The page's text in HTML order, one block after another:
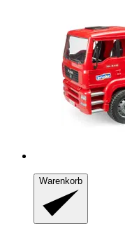
Warenkorb